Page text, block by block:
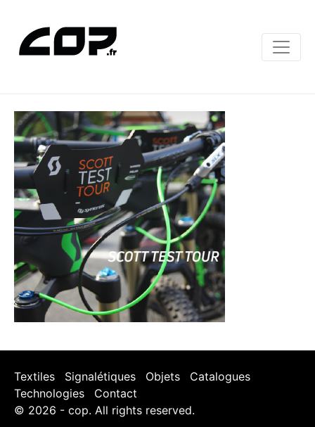
Textiles Signalétiques Objets
Catalogues
Technologies
Contact
© 2026 - cop. All rights reserved.